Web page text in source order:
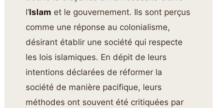
l’Islam et le gouvernement. Ils sont perçus
comme une réponse au colonialisme,
désirant établir une société qui respecte
les lois islamiques. En dépit de leurs
intentions déclarées de réformer la
société de manière pacifique, leurs
méthodes ont souvent été critiquées par